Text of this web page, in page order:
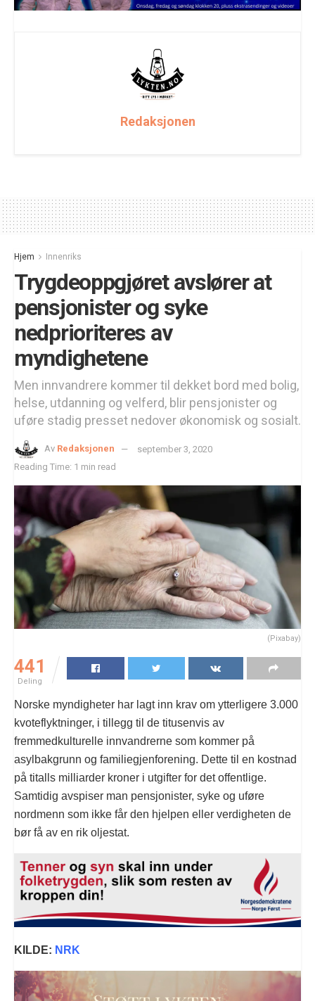
Redaksjonen
Hjem Innenriks
Trygdeoppgjøret avslører at
pensjonister og syke
nedprioriteres av
myndighetene
Men innvandrere kommer til dekket bord med bolig,
helse, utdanning og velferd, blir pensjonister og
uføre stadig presset nedover økonomisk og sosialt.
Av Redaksjonen
september 3, 2020
Reading Time: 1 min read
(Pixabay)
441
Deling
Norske myndigheter har lagt inn krav om ytterligere 3.000
kvoteflyktninger, i tillegg til de titusenvis av
fremmedkulturelle innvandrerne som kommer på
asylbakgrunn og familiegjenforening. Dette til en kostnad
på titalls milliarder kroner i utgifter for det offentlige.
Samtidig avspiser man pensjonister, syke og uføre
nordmenn som ikke får den hjelpen eller verdigheten de
bør få av en rik oljestat.
KILDE: NRK